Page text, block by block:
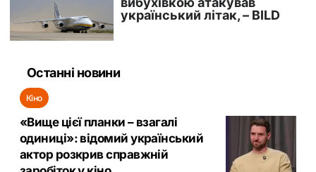
Останні новини
Кіно
«Вище цієї планки – взагалі
одиниці»: відомий український
актор розкрив справжній